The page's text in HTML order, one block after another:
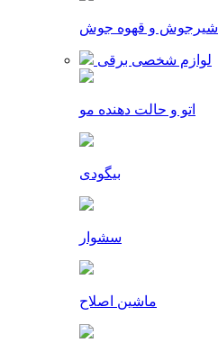
شیرجوش و قهوه جوش
لوازم شخصی برقی
اتو و حالت دهنده مو
بیگودی
سشوار
ماشین اصلاح